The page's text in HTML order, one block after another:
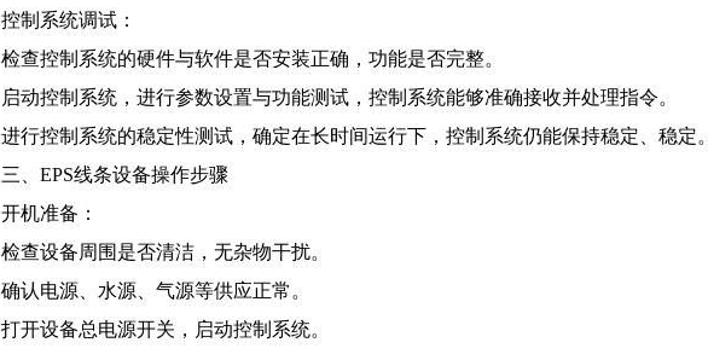
控制系统调试：
检查控制系统的硬件与软件是否安装正确，功能是否完整。
启动控制系统，进行参数设置与功能测试，控制系统能够准确接收并处理指令。
进行控制系统的稳定性测试，确定在长时间运行下，控制系统仍能保持稳定、稳定。
三、EPS线条设备操作步骤
开机准备：
检查设备周围是否清洁，无杂物干扰。
确认电源、水源、气源等供应正常。
打开设备总电源开关，启动控制系统。